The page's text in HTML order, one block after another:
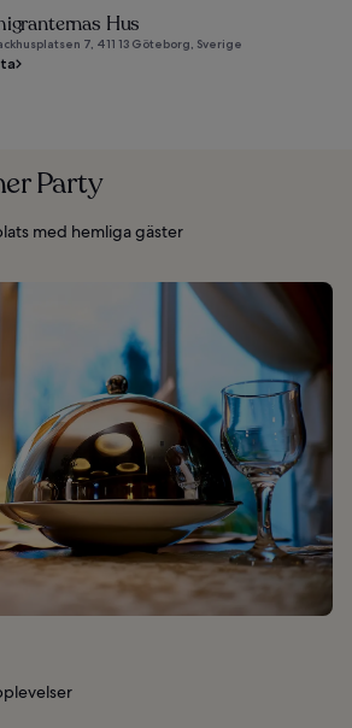
Hus
7, 411 13 Göteborg, Sverige
Party
med hemliga gäster